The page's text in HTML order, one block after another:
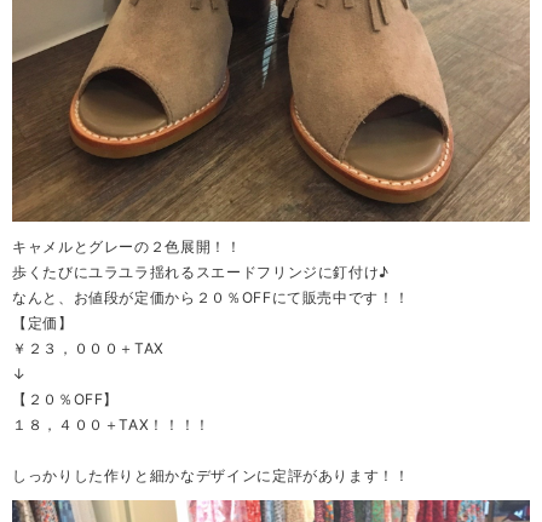
キャメルとグレーの２色展開！！
歩くたびにユラユラ揺れるスエードフリンジに釘付け♪
なんと、お値段が定価から２０％OFFにて販売中です！！
【定価】
￥２３，０００＋TAX
↓
【２０％OFF】
１８，４００＋TAX！！！！
しっかりした作りと細かなデザインに定評があります！！